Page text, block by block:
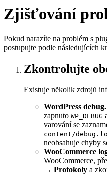
Zjišťování
Pokud narazíte na problém s
postupujte podle následujících
Zkontrolujte
Existuje několik zdrojů
WordPress
zapnuto WP_DEBUG a
varování se
content/
neobsahuje chyby
WooCommerce
WooCommerce,
→ Protokoly a